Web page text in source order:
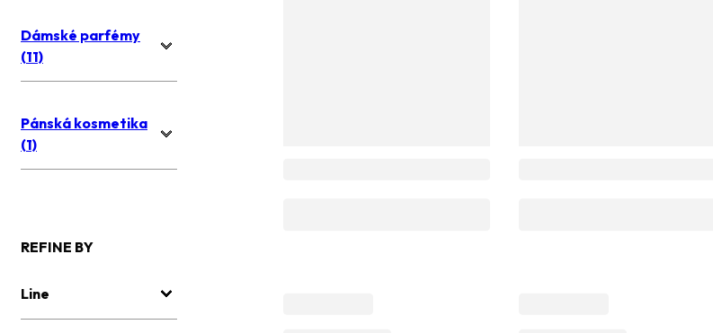
Dámské parfémy
(11)
Pánská kosmetika
(1)
REFINE BY
Line